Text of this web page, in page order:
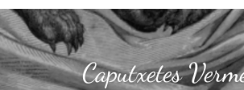
Caputxetes